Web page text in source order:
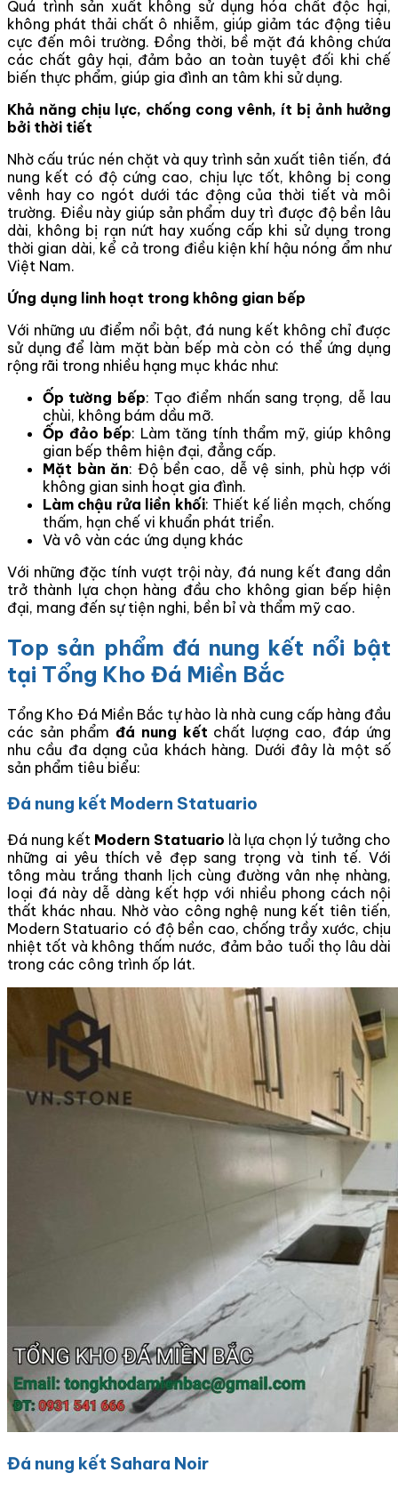
Quá trình sản xuất không sử dụng hóa chất độc hại,
không phát thải chất ô nhiễm, giúp giảm tác động tiêu
cực đến môi trường. Đồng thời, bề mặt đá không chứa
các chất gây hại, đảm bảo an toàn tuyệt đối khi chế
biến thực phẩm, giúp gia đình an tâm khi sử dụng.
Khả năng chịu lực, chống cong vênh, ít bị ảnh hưởng
bởi thời tiết
Nhờ cấu trúc nén chặt và quy trình sản xuất tiên tiến, đá
nung kết có độ cứng cao, chịu lực tốt, không bị cong
vênh hay co ngót dưới tác động của thời tiết và môi
trường. Điều này giúp sản phẩm duy trì được độ bền lâu
dài, không bị rạn nứt hay xuống cấp khi sử dụng trong
thời gian dài, kể cả trong điều kiện khí hậu nóng ẩm như
Việt Nam.
Ứng dụng linh hoạt trong không gian bếp
Với những ưu điểm nổi bật, đá nung kết không chỉ được
sử dụng để làm mặt bàn bếp mà còn có thể ứng dụng
rộng rãi trong nhiều hạng mục khác như:
Ốp tường bếp: Tạo điểm nhấn sang trọng, dễ lau
chùi, không bám dầu mỡ.
Ốp đảo bếp: Làm tăng tính thẩm mỹ, giúp không
gian bếp thêm hiện đại, đẳng cấp.
Mặt bàn ăn: Độ bền cao, dễ vệ sinh, phù hợp với
không gian sinh hoạt gia đình.
Làm chậu rửa liền khối: Thiết kế liền mạch, chống
thấm, hạn chế vi khuẩn phát triển.
Và vô vàn các ứng dụng khác
Với những đặc tính vượt trội này, đá nung kết đang dần
trở thành lựa chọn hàng đầu cho không gian bếp hiện
đại, mang đến sự tiện nghi, bền bỉ và thẩm mỹ cao.
Top sản phẩm đá nung kết nổi bật
tại Tổng Kho Đá Miền Bắc
Tổng Kho Đá Miền Bắc tự hào là nhà cung cấp hàng đầu
các sản phẩm đá nung kết chất lượng cao, đáp ứng
nhu cầu đa dạng của khách hàng. Dưới đây là một số
sản phẩm tiêu biểu:
Đá nung kết Modern Statuario
Đá nung kết Modern Statuario là lựa chọn lý tưởng cho
những ai yêu thích vẻ đẹp sang trọng và tinh tế. Với
tông màu trắng thanh lịch cùng đường vân nhẹ nhàng,
loại đá này dễ dàng kết hợp với nhiều phong cách nội
thất khác nhau. Nhờ vào công nghệ nung kết tiên tiến,
Modern Statuario có độ bền cao, chống trầy xước, chịu
nhiệt tốt và không thấm nước, đảm bảo tuổi thọ lâu dài
trong các công trình ốp lát.
Đá nung kết Sahara Noir